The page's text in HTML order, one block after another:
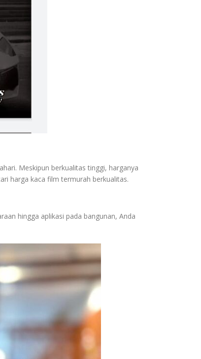
Meskipun berkualitas tinggi, harganya
harga kaca film termurah berkualitas.
hingga aplikasi pada bangunan, Anda